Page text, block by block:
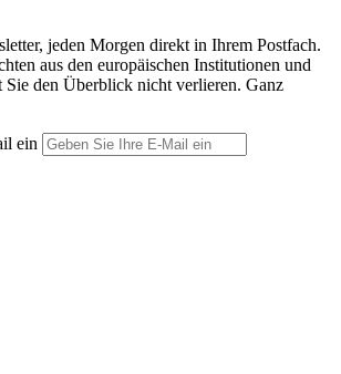
jeden Morgen direkt in Ihrem Postfach.
aus den europäischen Institutionen und
Sie den Überblick nicht verlieren. Ganz
ein